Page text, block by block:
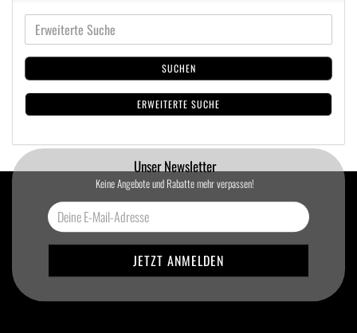
SUCHEN
ERWEITERTE SUCHE
Unser Newsletter
Keine Angebote und Rabatte mehr verpassen!